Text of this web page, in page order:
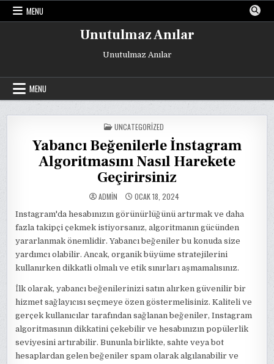
Skip
MENU
Unutulmaz Anılar
Unutulmaz Anılar
MENU
POSTED
IN
UNCATEGORIZED
Yabancı Beğenilerle İnstagram
Algoritmasını Nasıl Harekete
Geçirirsiniz
ADMIN OCAK 18, 2024
Instagram'da hesabınızın görünürlüğünü artırmak ve daha
fazla takipçi çekmek istiyorsanız, algoritmanın gücünden
yararlanmak önemlidir. Yabancı beğeniler bu konuda size
yardımcı olabilir. Ancak, organik büyüme stratejilerini
kullanırken dikkatli olmalı ve etik sınırları aşmamalısınız.
İlk olarak, yabancı beğenilerinizi satın alırken güvenilir bir
hizmet sağlayıcısı seçmeye özen göstermelisiniz. Kaliteli ve
gerçek kullanıcılar tarafından sağlanan beğeniler, Instagram
algoritmasının dikkatini çekebilir ve hesabınızın popülerlik
seviyesini artırabilir. Bununla birlikte, sahte veya bot
hesaplardan gelen beğeniler spam olarak algılanabilir ve